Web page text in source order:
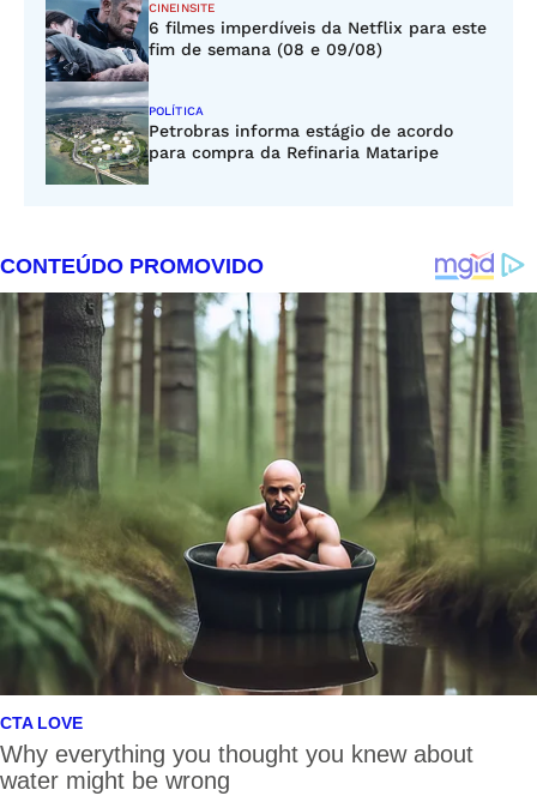
CINEINSITE
6 filmes imperdíveis da Netflix para este
fim de semana (08 e 09/08)
POLÍTICA
Petrobras informa estágio de acordo
para compra da Refinaria Mataripe